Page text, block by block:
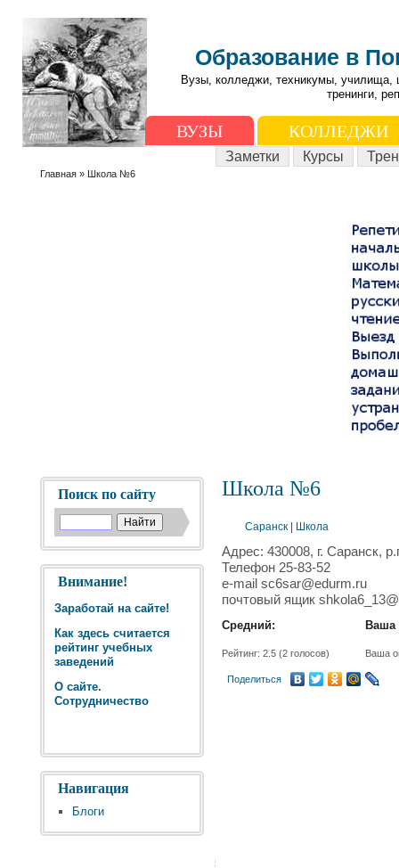
Образование в
Вузы, колледжи, техникумы,
тренинги,
ВУЗЫ КОЛЛЕДЖИ
Заметки Курсы
Главная » Школа №6
Школа №6
Саранск Школа
Адрес: 430008, г. Саранск,
Телефон 25-83-52
e-mail sc6sar@edurm.ru
почтовый ящик
Средний:
Рейтинг: 2.5 (2 голосов)
Ваша
Ваша
Поделиться
Поиск по сайту
Внимание!
Заработай на сайте!
Как здесь считается
рейтинг учебных
заведений
О сайте.
Сотрудничество
Навигация
Блоги